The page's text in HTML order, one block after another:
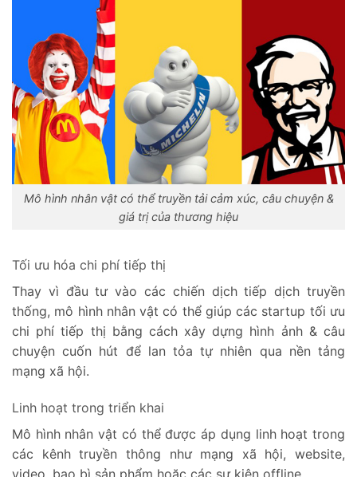
Mô hình nhân vật có thể truyền tải cảm xúc, câu chuyện &
giá trị của thương hiệu
Tối ưu hóa chi phí tiếp thị
Thay vì đầu tư vào các chiến dịch tiếp dịch truyền
thống, mô hình nhân vật có thể giúp các startup tối ưu
chi phí tiếp thị bằng cách xây dựng hình ảnh & câu
chuyện cuốn hút để lan tỏa tự nhiên qua nền tảng
mạng xã hội.
Linh hoạt trong triển khai
Mô hình nhân vật có thể được áp dụng linh hoạt trong
các kênh truyền thông như mạng xã hội, website,